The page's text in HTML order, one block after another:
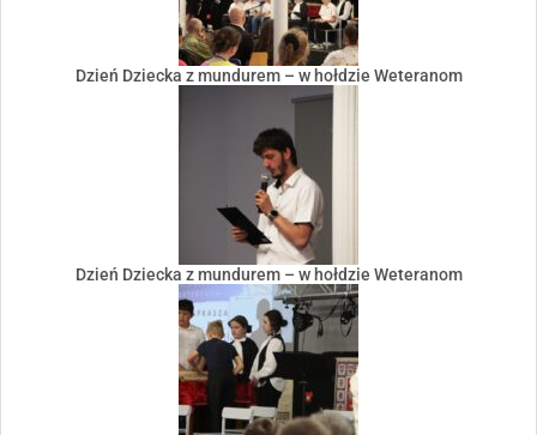
Dzień Dziecka z mundurem – w hołdzie Weteranom
Dzień Dziecka z mundurem – w hołdzie Weteranom